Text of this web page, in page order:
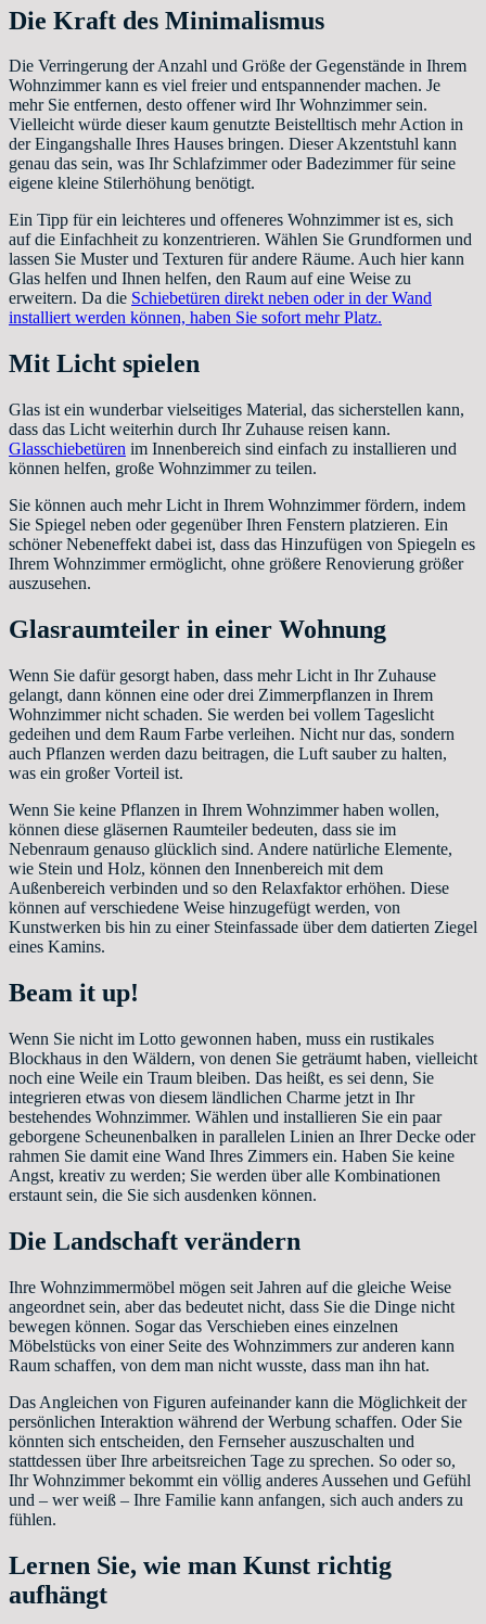
Die Kraft des Minimalismus
Die Verringerung der Anzahl und Größe der Gegenstände in Ihrem
Wohnzimmer kann es viel freier und entspannender machen. Je
mehr Sie entfernen, desto offener wird Ihr Wohnzimmer sein.
Vielleicht würde dieser kaum genutzte Beistelltisch mehr Action in
der Eingangshalle Ihres Hauses bringen. Dieser Akzentstuhl kann
genau das sein, was Ihr Schlafzimmer oder Badezimmer für seine
eigene kleine Stilerhöhung benötigt.
Ein Tipp für ein leichteres und offeneres Wohnzimmer ist es, sich
auf die Einfachheit zu konzentrieren. Wählen Sie Grundformen und
lassen Sie Muster und Texturen für andere Räume. Auch hier kann
Glas helfen und Ihnen helfen, den Raum auf eine Weise zu
erweitern. Da die Schiebetüren direkt neben oder in der Wand
installiert werden können, haben Sie sofort mehr Platz.
Mit Licht spielen
Glas ist ein wunderbar vielseitiges Material, das sicherstellen kann,
dass das Licht weiterhin durch Ihr Zuhause reisen kann.
Glasschiebetüren im Innenbereich sind einfach zu installieren und
können helfen, große Wohnzimmer zu teilen.
Sie können auch mehr Licht in Ihrem Wohnzimmer fördern, indem
Sie Spiegel neben oder gegenüber Ihren Fenstern platzieren. Ein
schöner Nebeneffekt dabei ist, dass das Hinzufügen von Spiegeln es
Ihrem Wohnzimmer ermöglicht, ohne größere Renovierung größer
auszusehen.
Glasraumteiler in einer Wohnung
Wenn Sie dafür gesorgt haben, dass mehr Licht in Ihr Zuhause
gelangt, dann können eine oder drei Zimmerpflanzen in Ihrem
Wohnzimmer nicht schaden. Sie werden bei vollem Tageslicht
gedeihen und dem Raum Farbe verleihen. Nicht nur das, sondern
auch Pflanzen werden dazu beitragen, die Luft sauber zu halten,
was ein großer Vorteil ist.
Wenn Sie keine Pflanzen in Ihrem Wohnzimmer haben wollen,
können diese gläsernen Raumteiler bedeuten, dass sie im
Nebenraum genauso glücklich sind. Andere natürliche Elemente,
wie Stein und Holz, können den Innenbereich mit dem
Außenbereich verbinden und so den Relaxfaktor erhöhen. Diese
können auf verschiedene Weise hinzugefügt werden, von
Kunstwerken bis hin zu einer Steinfassade über dem datierten Ziegel
eines Kamins.
Beam it up!
Wenn Sie nicht im Lotto gewonnen haben, muss ein rustikales
Blockhaus in den Wäldern, von denen Sie geträumt haben, vielleicht
noch eine Weile ein Traum bleiben. Das heißt, es sei denn, Sie
integrieren etwas von diesem ländlichen Charme jetzt in Ihr
bestehendes Wohnzimmer. Wählen und installieren Sie ein paar
geborgene Scheunenbalken in parallelen Linien an Ihrer Decke oder
rahmen Sie damit eine Wand Ihres Zimmers ein. Haben Sie keine
Angst, kreativ zu werden; Sie werden über alle Kombinationen
erstaunt sein, die Sie sich ausdenken können.
Die Landschaft verändern
Ihre Wohnzimmermöbel mögen seit Jahren auf die gleiche Weise
angeordnet sein, aber das bedeutet nicht, dass Sie die Dinge nicht
bewegen können. Sogar das Verschieben eines einzelnen
Möbelstücks von einer Seite des Wohnzimmers zur anderen kann
Raum schaffen, von dem man nicht wusste, dass man ihn hat.
Das Angleichen von Figuren aufeinander kann die Möglichkeit der
persönlichen Interaktion während der Werbung schaffen. Oder Sie
könnten sich entscheiden, den Fernseher auszuschalten und
stattdessen über Ihre arbeitsreichen Tage zu sprechen. So oder so,
Ihr Wohnzimmer bekommt ein völlig anderes Aussehen und Gefühl
und – wer weiß – Ihre Familie kann anfangen, sich auch anders zu
fühlen.
Lernen Sie, wie man Kunst richtig
aufhängt